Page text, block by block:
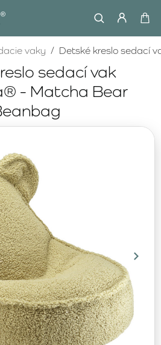
sedací vak
- Matcha Bear
vaky Detské kreslo sedací